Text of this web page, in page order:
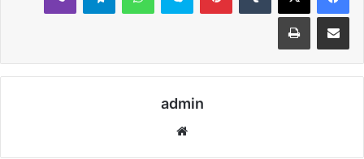
مشاركة عبر البريد طباعة
admin